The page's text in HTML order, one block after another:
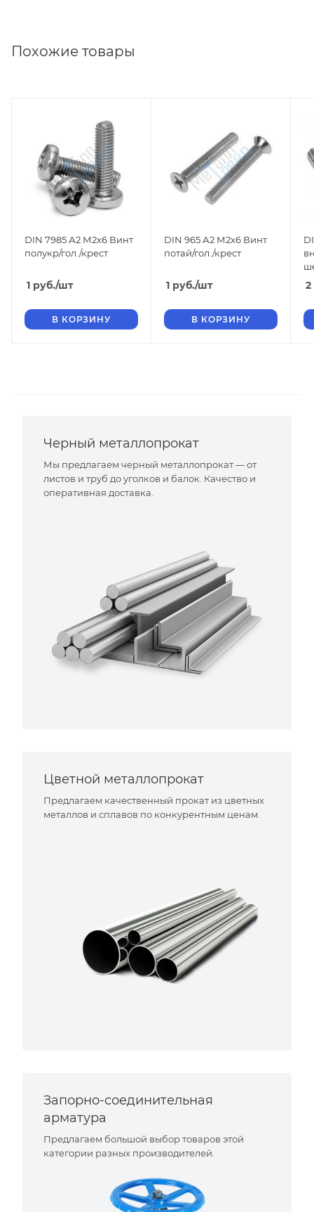
Похожие товары
DIN 7985 А2 М2х6 Винт
полукр/гол./крест
1 руб./шт
В КОРЗИНУ
DIN 965 А2 М2х6 Винт
потай/гол./крест
1 руб./шт
В КОРЗИНУ
2
Черный металлопрокат
Мы предлагаем черный металлопрокат — от
листов и труб до уголков и балок. Качество и
оперативная доставка.
Цветной металлопрокат
Предлагаем качественный прокат из цветных
металлов и сплавов по конкурентным ценам.
Запорно-соединительная
арматура
Предлагаем большой выбор товаров этой
категории разных производителей.